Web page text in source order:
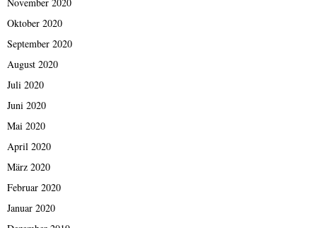
November 2020
Oktober 2020
September 2020
August 2020
Juli 2020
Juni 2020
Mai 2020
April 2020
März 2020
Februar 2020
Januar 2020